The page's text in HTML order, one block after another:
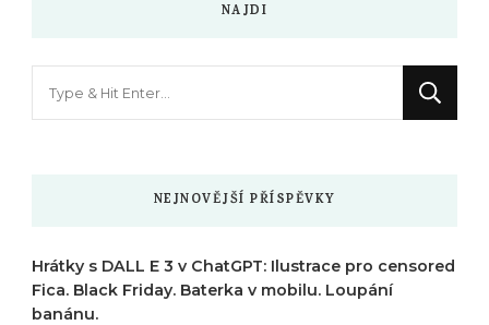
NAJDI
NEJNOVĚJŠÍ PŘÍSPĚVKY
Hrátky s DALL E 3 v ChatGPT: Ilustrace pro censored
Fica. Black Friday. Baterka v mobilu. Loupání
banánu.